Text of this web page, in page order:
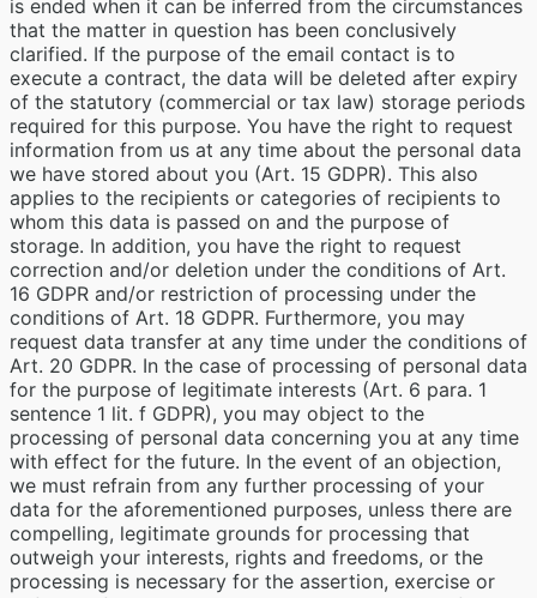
is ended when it can be inferred from the circumstances
that the matter in question has been conclusively
clarified. If the purpose of the email contact is to
execute a contract, the data will be deleted after expiry
of the statutory (commercial or tax law) storage periods
required for this purpose. You have the right to request
information from us at any time about the personal data
we have stored about you (Art. 15 GDPR). This also
applies to the recipients or categories of recipients to
whom this data is passed on and the purpose of
storage. In addition, you have the right to request
correction and/or deletion under the conditions of Art.
16 GDPR and/or restriction of processing under the
conditions of Art. 18 GDPR. Furthermore, you may
request data transfer at any time under the conditions of
Art. 20 GDPR. In the case of processing of personal data
for the purpose of legitimate interests (Art. 6 para. 1
sentence 1 lit. f GDPR), you may object to the
processing of personal data concerning you at any time
with effect for the future. In the event of an objection,
we must refrain from any further processing of your
data for the aforementioned purposes, unless there are
compelling, legitimate grounds for processing that
outweigh your interests, rights and freedoms, or the
processing is necessary for the assertion, exercise or